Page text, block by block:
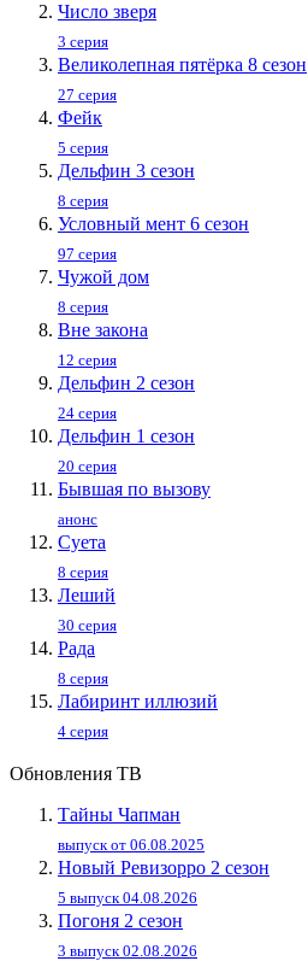
Число зверя
3 серия
Великолепная пятёрка 8 сезон
27 серия
Фейк
5 серия
Дельфин 3 сезон
8 серия
Условный мент 6 сезон
97 серия
Чужой дом
8 серия
Вне закона
12 серия
Дельфин 2 сезон
24 серия
Дельфин 1 сезон
20 серия
Бывшая по вызову
анонс
Суета
8 серия
Леший
30 серия
Рада
8 серия
Лабиринт иллюзий
4 серия
Обновления ТВ
Тайны Чапман
выпуск от 06.08.2025
Новый Ревизорро 2 сезон
5 выпуск 04.08.2026
Погоня 2 сезон
3 выпуск 02.08.2026